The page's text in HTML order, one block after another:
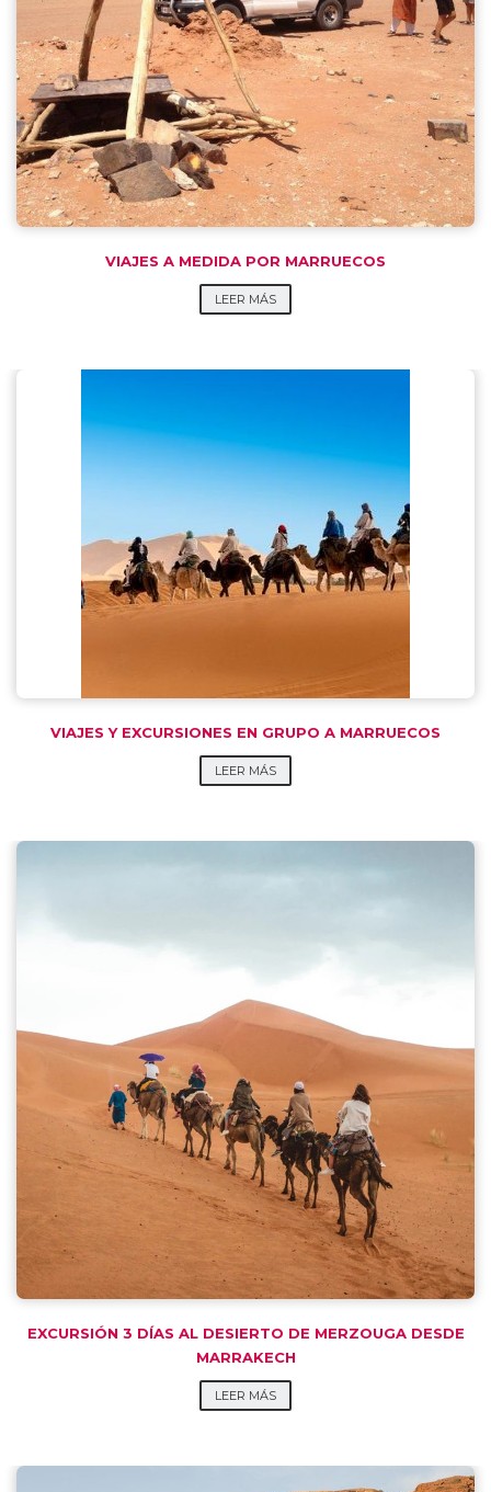
VIAJES A MEDIDA POR MARRUECOS
LEER MÁS
VIAJES Y EXCURSIONES EN GRUPO A MARRUECOS
LEER MÁS
EXCURSIÓN 3 DÍAS AL DESIERTO DE MERZOUGA DESDE
MARRAKECH
LEER MÁS